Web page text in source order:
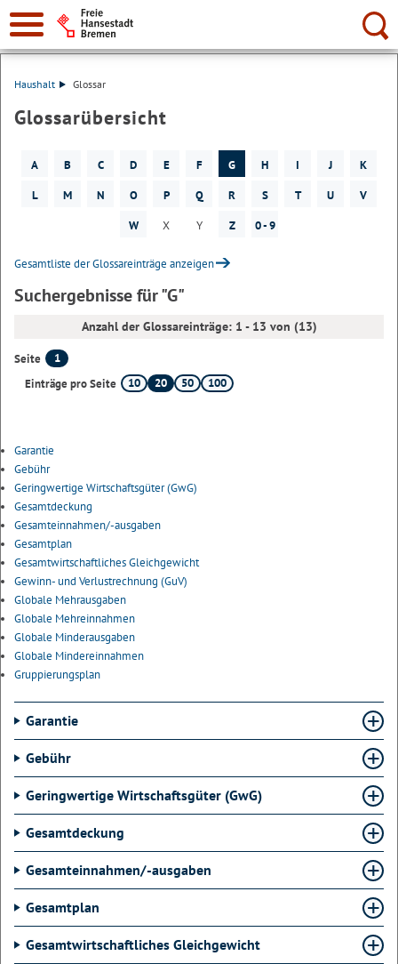
Suche:
Haushalt Glossar
Glossarübersicht
A B C D E F G H I J
K
L
M N O P Q R S T U
V
W
X Y Z 0 - 9
Gesamtliste der Glossareinträge anzeigen
Suchergebnisse für "G"
Anzahl der Glossareinträge: 1 - 13 von (13)
Seite
1
Einträge pro Seite
10 20 50 100
Garantie
Gebühr
Geringwertige Wirtschaftsgüter (GwG)
Gesamtdeckung
Gesamteinnahmen/-ausgaben
Gesamtplan
Gesamtwirtschaftliches Gleichgewicht
Gewinn- und Verlustrechnung (GuV)
Globale Mehrausgaben
Globale Mehreinnahmen
Globale Minderausgaben
Globale Mindereinnahmen
Gruppierungsplan
Garantie
Gebühr
Geringwertige Wirtschaftsgüter (GwG)
Gesamtdeckung
Gesamteinnahmen/-ausgaben
Gesamtplan
Gesamtwirtschaftliches Gleichgewicht